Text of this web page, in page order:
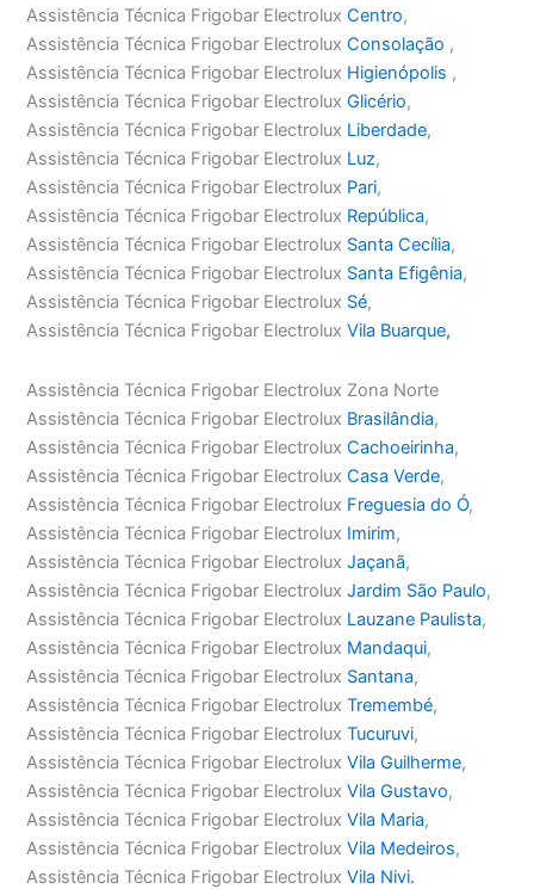
Assistência Técnica Frigobar ElectroluxCentro,
Assistência Técnica Frigobar ElectroluxConsolação ,
Assistência Técnica Frigobar Electrolux Higienópolis ,
Assistência Técnica Frigobar ElectroluxGlicério,
Assistência Técnica Frigobar Electrolux Liberdade,
Assistência Técnica Frigobar Electrolux Luz,
Assistência Técnica Frigobar Electrolux Pari,
Assistência Técnica Frigobar Electrolux República,
Assistência Técnica Frigobar Electrolux Santa Cecília,
Assistência Técnica Frigobar Electrolux Santa Efigênia,
Assistência Técnica Frigobar Electrolux Sé,
Assistência Técnica Frigobar ElectroluxVila Buarque,
Assistência Técnica Frigobar Electrolux Zona Norte
Assistência Técnica Frigobar Electrolux Brasilândia,
Assistência Técnica Frigobar ElectroluxCachoeirinha,
Assistência Técnica Frigobar ElectroluxCasa Verde,
Assistência Técnica Frigobar Electrolux Freguesia do Ó,
Assistência Técnica Frigobar Electrolux Imirim,
Assistência Técnica Frigobar ElectroluxJaçanã,
Assistência Técnica Frigobar ElectroluxJardim São Paulo,
Assistência Técnica Frigobar Electrolux Lauzane Paulista,
Assistência Técnica Frigobar Electrolux Mandaqui,
Assistência Técnica Frigobar Electrolux Santana,
Assistência Técnica Frigobar ElectroluxTremembé,
Assistência Técnica Frigobar ElectroluxTucuruvi,
Assistência Técnica Frigobar ElectroluxVila Guilherme,
Assistência Técnica Frigobar ElectroluxVila Gustavo,
Assistência Técnica Frigobar ElectroluxVila Maria,
Assistência Técnica Frigobar ElectroluxVila Medeiros,
Assistência Técnica Frigobar ElectroluxVila Nivi.